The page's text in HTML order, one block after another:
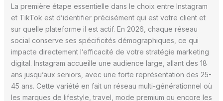
La première étape essentielle dans le choix entre Instagram
et TikTok est d’identifier précisément qui est votre client et
sur quelle plateforme il est actif. En 2026, chaque réseau
social conserve ses spécificités démographiques, ce qui
impacte directement l’efficacité de votre stratégie marketing
digital. Instagram accueille une audience large, allant des 18
ans jusqu’aux seniors, avec une forte représentation des 25-
45 ans. Cette variété en fait un réseau multi-générationnel où
les marques de lifestyle, travel, mode premium ou encore les